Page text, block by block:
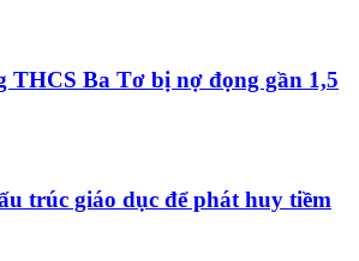
THCS Ba Tơ bị nợ đọng gần 1,5
trúc giáo dục để phát huy tiềm